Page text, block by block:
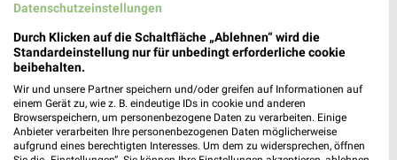
weekli - Prospekte & Angebote App
Alle REWE Angebote immer griffbereit – mit der kostenlosen
weekli App für iOS & Android.
Datenschutzeinstellungen
Durch Klicken auf die Schaltfläche „Ablehnen“ wird die
Standardeinstellung nur für unbedingt erforderliche cookie
beibehalten.
Wir und unsere Partner speichern und/oder greifen auf Informationen auf
einem Gerät zu, wie z. B. eindeutige IDs in cookie und anderen
Browserspeichern, um personenbezogene Daten zu verarbeiten. Einige
Anbieter verarbeiten Ihre personenbezogenen Daten möglicherweise
aufgrund eines berechtigten Interesses. Um dem zu widersprechen, öffnen